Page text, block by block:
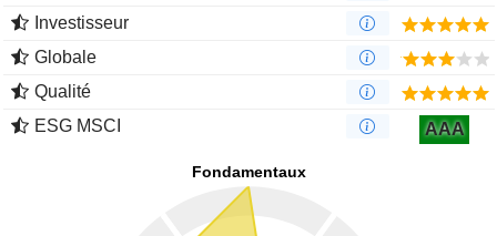
Investisseur
Globale
Qualité
ESG MSCI
AAA